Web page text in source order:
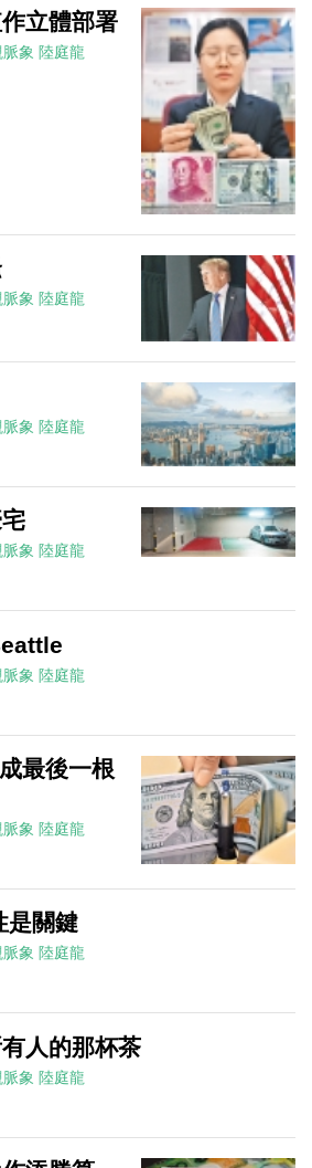
立體部署
象 陸庭龍
象 陸庭龍
象 陸庭龍
象 陸庭龍
象 陸庭龍
最後一根
象 陸庭龍
是關鍵
象 陸庭龍
人的那杯茶
象 陸庭龍